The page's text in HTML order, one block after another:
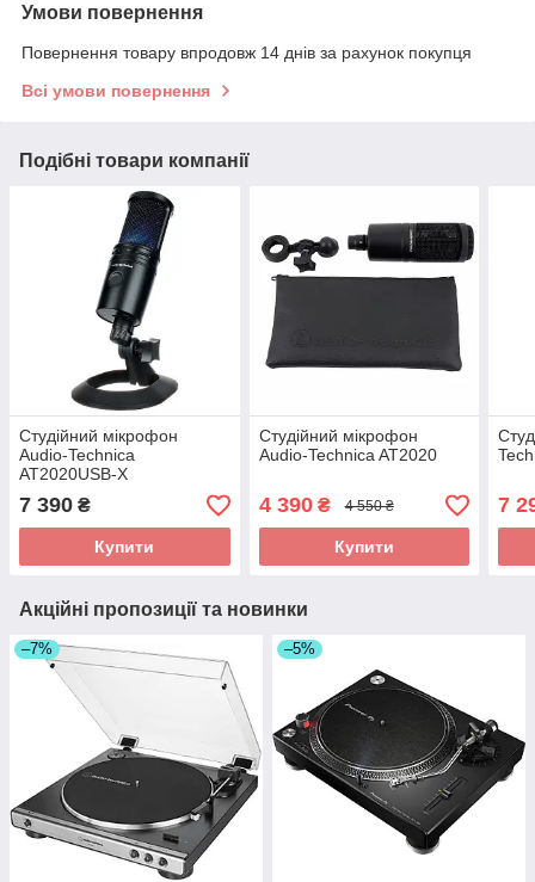
Умови повернення
Повернення товару впродовж 14 днів за рахунок покупця
Всі умови повернення
Подібні товари компанії
Студійний мікрофон
Audio-Technica
AT2020USB-X
7 390 ₴
Купити
Студійний мікрофон
Audio-Technica AT2020
4 390₴ 4 550 ₴
Купити
7
Акційні пропозиції та новинки
–7% –5%